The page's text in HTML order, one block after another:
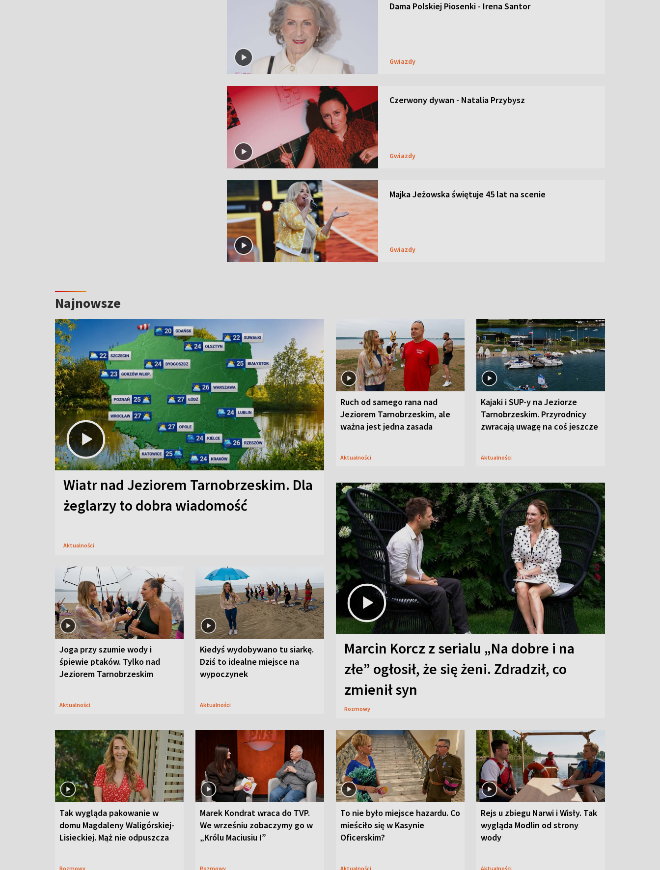
Dama Polskiej Piosenki - Irena Santor
Gwiazdy
Czerwony dywan - Natalia Przybysz
Gwiazdy
Majka Jeżowska świętuje 45 lat na scenie
Gwiazdy
Najnowsze
Wiatr nad Jeziorem Tarnobrzeskim. Dla
żeglarzy to dobra wiadomość
Aktualności
Ruch od samego rana nad
Jeziorem Tarnobrzeskim, ale
ważna jest jedna zasada
Aktualności
Kajaki i SUP-y na Jeziorze
Tarnobrzeskim. Przyrodnicy
zwracają uwagę na coś jeszcze
Aktualności
Joga przy szumie wody i
śpiewie ptaków. Tylko nad
Jeziorem Tarnobrzeskim
Aktualności
Kiedyś wydobywano tu siarkę.
Dziś to idealne miejsce na
wypoczynek
Aktualności
Marcin Korcz z serialu „Na dobre i na
złe” ogłosił, że się żeni. Zdradził, co
zmienił syn
Rozmowy
Tak wygląda pakowanie w
domu Magdaleny Waligórskiej-
Lisieckiej. Mąż nie odpuszcza
Rozmowy
Marek Kondrat wraca do TVP.
We wrześniu zobaczymy go w
„Królu Maciusiu I”
Rozmowy
To nie było miejsce hazardu. Co
mieściło się w Kasynie
Oficerskim?
Aktualności
Rejs u zbiegu Narwi i Wisły. Tak
wygląda Modlin od strony
wody
Aktualności